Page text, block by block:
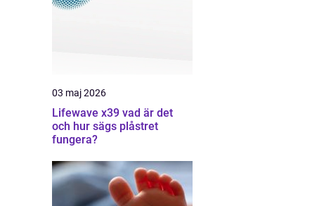
03 maj 2026
Lifewave x39 vad är det
och hur sägs plåstret
fungera?